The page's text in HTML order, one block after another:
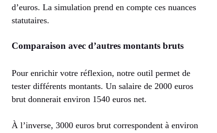
d’euros. La simulation prend en compte ces nuances
statutaires.
Comparaison avec d’autres montants bruts
Pour enrichir votre réflexion, notre outil permet de
tester différents montants. Un salaire de 2000 euros
brut donnerait environ 1540 euros net.
À l’inverse, 3000 euros brut correspondent à environ